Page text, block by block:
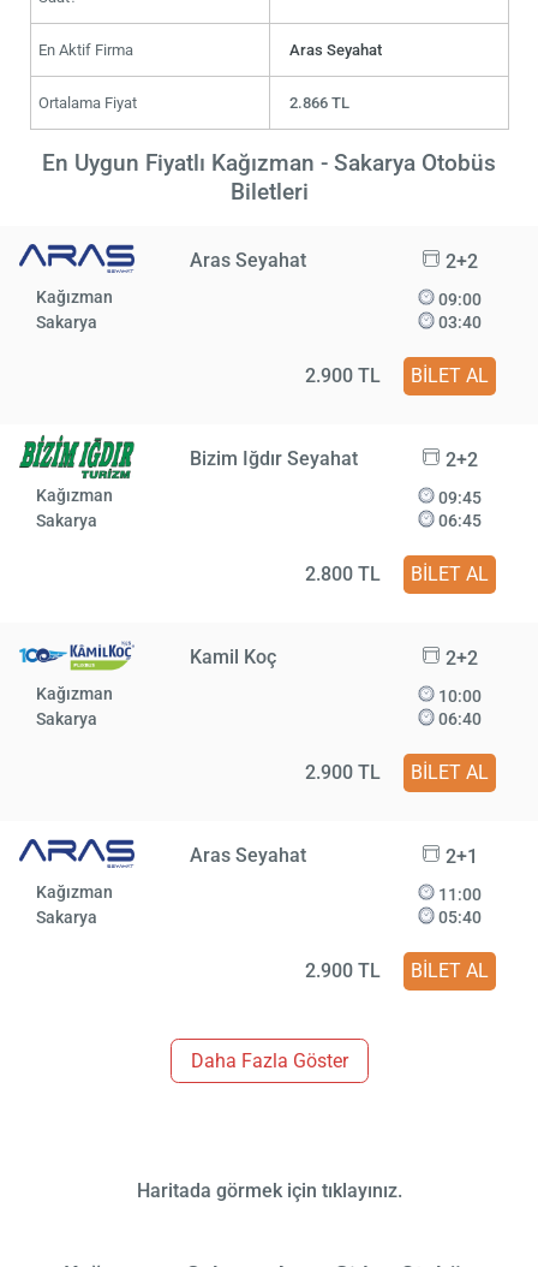
En Aktif Firma Aras Seyahat
Ortalama Fiyat 2.866 TL
En Uygun Fiyatlı Kağızman - Sakarya Otobüs
Biletleri
Aras Seyahat 2+2
Kağızman
Sakarya
09:00
03:40
2.900 TL BİLET AL
Bizim Iğdır Seyahat 2+2
Kağızman
Sakarya
09:45
06:45
2.800 TL BİLET AL
Kamil Koç 2+2
Kağızman
Sakarya
10:00
06:40
2.900 TL BİLET AL
Aras Seyahat 2+1
Kağızman
Sakarya
11:00
05:40
2.900 TL BİLET AL
Daha Fazla Göster
Haritada görmek için tıklayınız.